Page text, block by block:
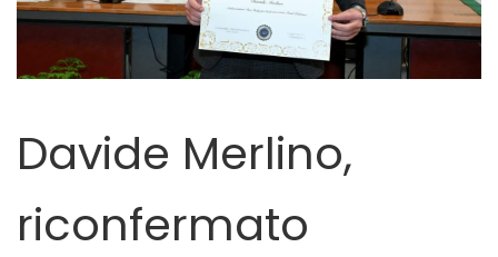
Davide Merlino,
riconfermato